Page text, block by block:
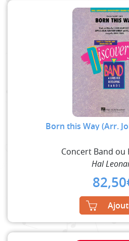
Born this Way (Arr.
Concert Band ou
Hal
82,50